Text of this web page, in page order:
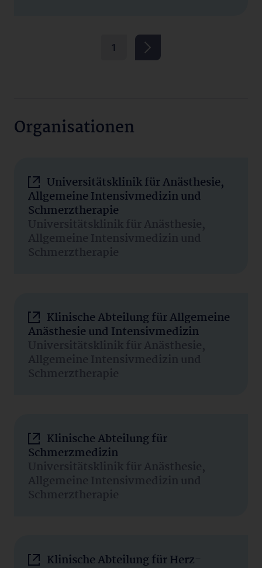
1
Organisationen
Universitätsklinik für Anästhesie,
Allgemeine Intensivmedizin und
Schmerztherapie
Universitätsklinik für Anästhesie,
Allgemeine Intensivmedizin und
Schmerztherapie
Klinische Abteilung für Allgemeine
Anästhesie und Intensivmedizin
Universitätsklinik für Anästhesie,
Allgemeine Intensivmedizin und
Schmerztherapie
Klinische Abteilung für
Schmerzmedizin
Universitätsklinik für Anästhesie,
Allgemeine Intensivmedizin und
Schmerztherapie
Klinische Abteilung für Herz-